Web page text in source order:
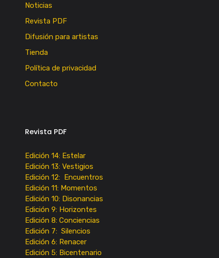
Noticias
Revista PDF
Difusión para artistas
Tienda
Política de privacidad
Contacto
Revista PDF
Edición 14: Estelar
Edición 13: Vestigios
Edición 12: Encuentros
Edición 11: Momentos
Edición 10: Disonancias
Edición 9: Horizontes
Edición 8: Conciencias
Edición 7: Silencios
Edición 6: Renacer
Edición 5: Bicentenario